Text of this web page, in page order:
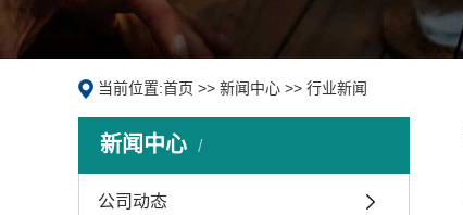
当前位置:首页 >> 新闻中心 >> 行业新闻
新闻中心
公司动态